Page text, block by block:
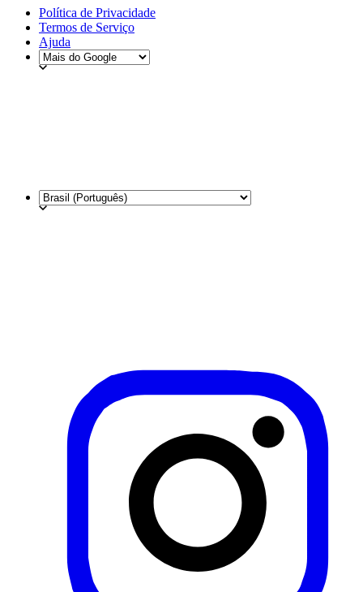
Política de Privacidade
Termos de Serviço
Ajuda